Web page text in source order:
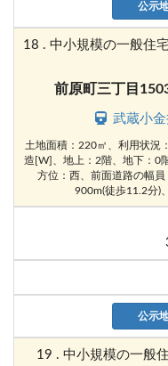
公示
18 . 中小規模の一般住
前原町三丁目
武蔵小
土地面積：220㎡、利用状況
造[W]、地上：2階、地下：0
方位：西、前面道路の幅
900m(徒歩11.2分)
公示
19 . 中小規模の一般